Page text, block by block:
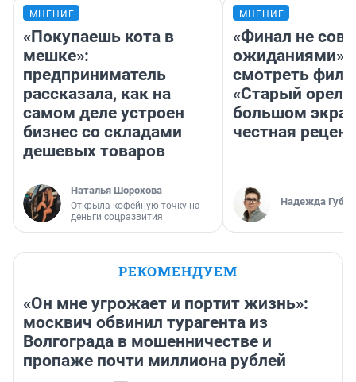
МНЕНИЕ
«Покупаешь кота в
мешке»:
предприниматель
рассказала, как на
самом деле устроен
бизнес со складами
дешевых товаров
Наталья Шорохова
Открыла кофейную точку на
деньги соцразвития
МНЕНИЕ
«Финал не
ожиданиями»:
смотреть
«Старый орел»
большом
честная
Надежда
РЕКОМЕНДУЕМ
«Он мне угрожает и портит жизнь»:
москвич обвинил турагента из
Волгограда в мошенничестве и
пропаже почти миллиона рублей